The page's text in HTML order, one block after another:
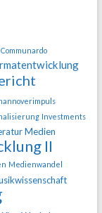
Communardo
Investments
Medien
II
Medienwandel